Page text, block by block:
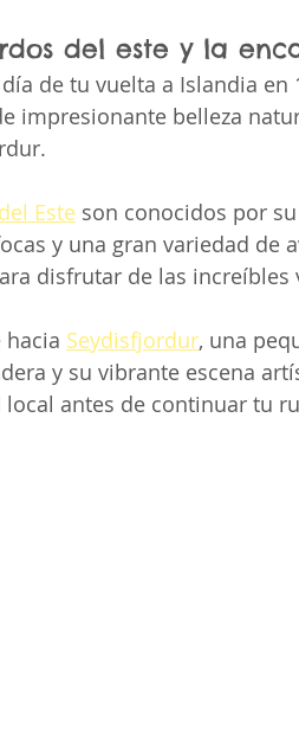
del este y la
de tu vuelta a Islandia
impresionante belleza
Este son conocidos por
y una gran variedad de
disfrutar de las
hacia Seydisfjordur, una
y su vibrante escena
antes de continuar tu